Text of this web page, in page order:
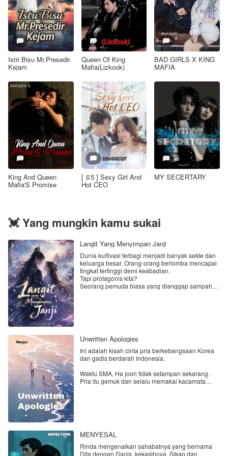
Istri Bisu Mr.Presedir
Kejam
Queen Of King
Mafia(Lizkook)
BAD GIRLS X KING
MAFIA
King And Queen
Mafia'S Promise
[ ៜ5 ] Sexy Girl And
Hot CEO
MY SECERTARY
💓 Yang mungkin kamu sukai
Langit Yang Menyimpan Janji
Dunia kultivasi terbagi menjadi banyak sekte dan
keluarga besar. Orang-orang berlomba mencapai
tingkat tertinggi demi keabadian.
Tapi protagonis kita?
Seorang pemuda biasa yang dianggap sampah
atasnya.
Awalnya mereka saling benci.
Lalu mulai saling peduli.
Lalu muncul masalah...
Si gadis ternyata sudah dijodohkan dengan
seorang jenius dari sekte lain.
Unwritten Apologies
Ini adalah kisah cinta pria berkebangsaan Korea
dan gadis berdarah Indonesia.
Waktu SMA, Ha joon tidak setampan sekarang.
Pria itu gemuk dan selalu memakai kacamata
menjadi benci. Ia pun memutuskan pindah ke
kampung halamannya di Seoul.
MENYESAL
Rinda mengenalkan sahabatnya yang bernama
Dita dengan Danis, kekasihnya. Sikap dan